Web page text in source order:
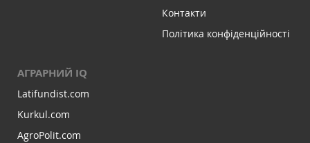
Контакти
Політика конфіденційності
АГРАРНИЙ IQ
Latifundist.com
Kurkul.com
AgroPolit.com